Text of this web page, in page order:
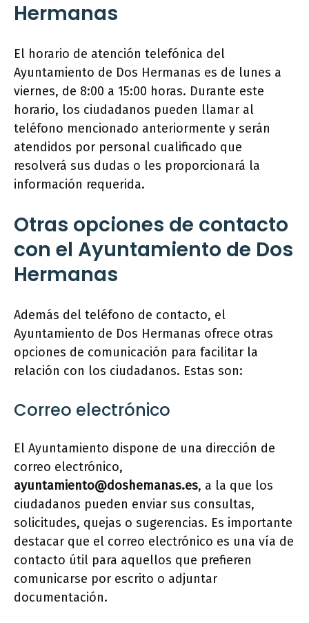
Hermanas
El horario de atención telefónica del
Ayuntamiento de Dos Hermanas es de lunes a
viernes, de 8:00 a 15:00 horas. Durante este
horario, los ciudadanos pueden llamar al
teléfono mencionado anteriormente y serán
atendidos por personal cualificado que
resolverá sus dudas o les proporcionará la
información requerida.
Otras opciones de contacto
con el Ayuntamiento de Dos
Hermanas
Además del teléfono de contacto, el
Ayuntamiento de Dos Hermanas ofrece otras
opciones de comunicación para facilitar la
relación con los ciudadanos. Estas son:
Correo electrónico
El Ayuntamiento dispone de una dirección de
correo electrónico,
ayuntamiento@doshemanas.es, a la que los
ciudadanos pueden enviar sus consultas,
solicitudes, quejas o sugerencias. Es importante
destacar que el correo electrónico es una vía de
contacto útil para aquellos que prefieren
comunicarse por escrito o adjuntar
documentación.